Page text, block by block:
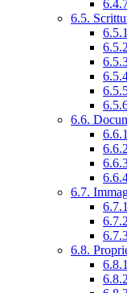
6.5.
6.6.
6.7.
6.8.